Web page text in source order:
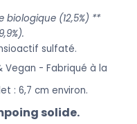
biologique (12,5%) **
sulfaté.
Vegan - Fabriqué à la
: 6,7 cm environ.
solide.